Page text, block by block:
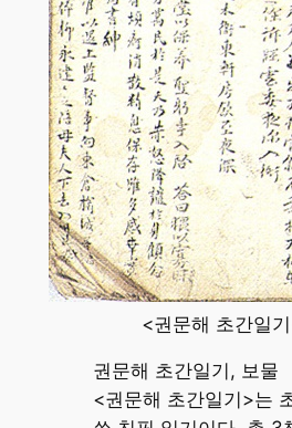
<권문해 초간일
권문해 초간일기, 보물
<권문해 초간일기>는